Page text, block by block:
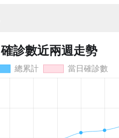
確診數近兩週走勢